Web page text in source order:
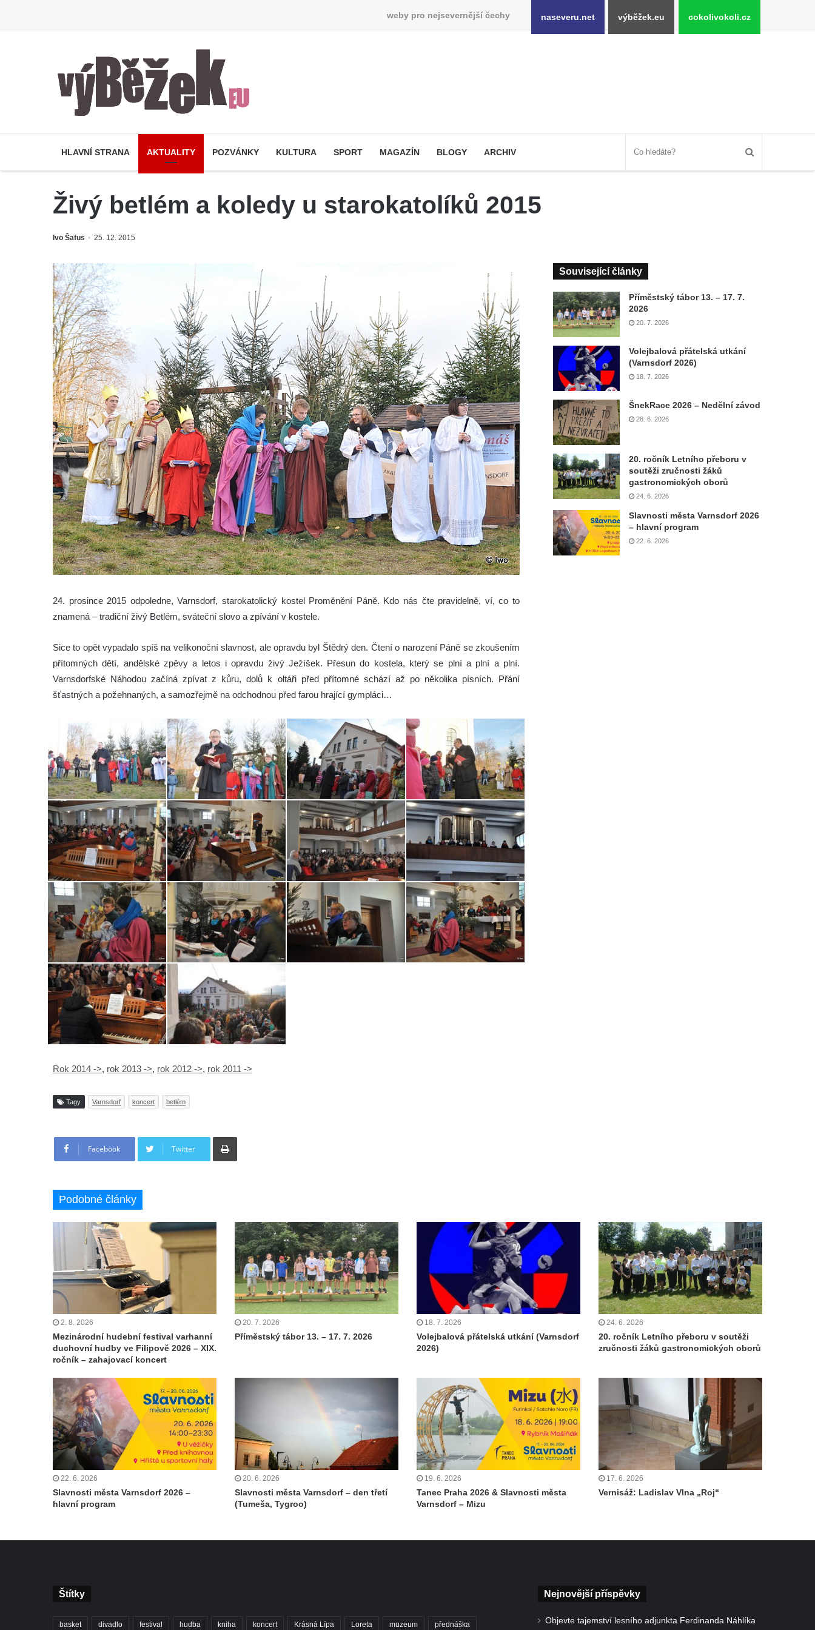
weby pro nejsevernější čechy naseveru.net výběžek.eu cokolivokoli.cz
HLAVNÍ STRANA AKTUALITY POZVÁNKY KULTURA SPORT MAGAZÍN BLOGY ARCHIV
Živý betlém a koledy u starokatolíků 2015
Ivo Šafus 25. 12. 2015
24. prosince 2015 odpoledne, Varnsdorf, starokatolický kostel Proměnění Páně. Kdo nás čte pravidelně, ví, co to
znamená – tradiční živý Betlém, sváteční slovo a zpívání v kostele.
Sice to opět vypadalo spíš na velikonoční slavnost, ale opravdu byl Štědrý den. Čtení o narození Páně se zkoušením
přítomných dětí, andělské zpěvy a letos i opravdu živý Ježíšek. Přesun do kostela, který se plní a plní a plní.
Varnsdorfské Náhodou začíná zpívat z kůru, dolů k oltáři před přítomné schází až po několika písních. Přání
šťastných a požehnaných, a samozřejmě na odchodnou před farou hrající gympláci…
Rok 2014 ->, rok 2013 ->, rok 2012 ->, rok 2011 ->
Tagy Varnsdorf koncert betlém
Facebook Twitter
Tisknout
Související články
Příměstský tábor 13. – 17. 7.
2026
20. 7. 2026
Volejbalová přátelská utkání
(Varnsdorf 2026)
18. 7. 2026
ŠnekRace 2026 – Nedělní závod
28. 6. 2026
20. ročník Letního přeboru v
soutěži zručnosti žáků
gastronomických oborů
24. 6. 2026
Slavnosti města Varnsdorf 2026
– hlavní program
22. 6. 2026
Podobné články
2. 8. 2026
Mezinárodní hudební festival varhanní
duchovní hudby ve Filipově 2026 – XIX.
ročník – zahajovací koncert
20. 7. 2026
Příměstský tábor 13. – 17. 7. 2026
18. 7. 2026
Volejbalová přátelská utkání (Varnsdorf
2026)
24. 6. 2026
20. ročník Letního přeboru v soutěži
zručnosti žáků gastronomických oborů
22. 6. 2026
Slavnosti města Varnsdorf 2026 –
hlavní program
20. 6. 2026
Slavnosti města Varnsdorf – den třetí
(Tumeša, Tygroo)
19. 6. 2026
Tanec Praha 2026 & Slavnosti města
Varnsdorf – Mizu
17. 6. 2026
Vernisáž: Ladislav Vlna „Roj“
Štítky
basket divadlo festival hudba kniha koncert Krásná Lípa Loreta muzeum přednáška
Nejnovější příspěvky
Objevte tajemství lesního adjunkta Ferdinanda Náhlíka